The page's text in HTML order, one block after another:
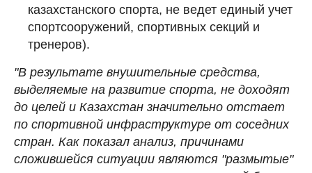
казахстанского спорта, не ведет единый учет
спортсооружений, спортивных секций и
тренеров).
"В результате внушительные средства,
выделяемые на развитие спорта, не доходят
до целей и Казахстан значительно отстает
по спортивной инфраструктуре от соседних
стран. Как показал анализ, причинами
сложившейся ситуации являются "размытые"